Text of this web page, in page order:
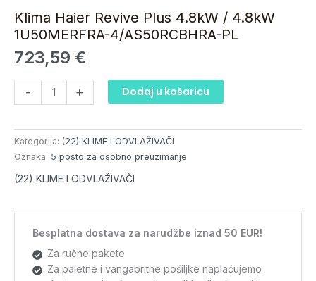
Klima Haier Revive Plus 4.8kW / 4.8kW
1U50MERFRA-4/AS50RCBHRA-PL
723,59 €
-
4.8kW
4.8kW
1U50MERFRA-
4/AS50RCBHRA-
+ Dodaj u košaricu
Kategorija: (22) KLIME I ODVLAŽIVAČI
Oznaka: 5 posto za osobno preuzimanje
(22) KLIME I ODVLAŽIVAČI
Besplatna dostava za narudžbe iznad 50 EUR!
Za ručne pakete
Za paletne i vangabritne pošiljke naplaćujemo